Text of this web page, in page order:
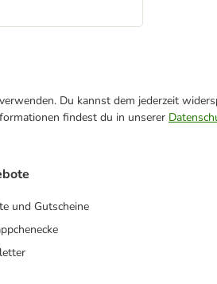
Du kannst dem jederzeit
findest du in unserer
und Gutscheine